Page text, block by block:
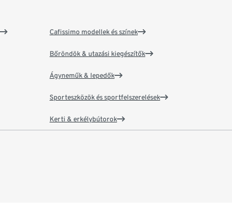
Cafissimo modellek és színek
Bőröndök & utazási kiegészítők
Ágyneműk & lepedők
Sporteszközök és sportfelszerelések
Kerti & erkélybútorok